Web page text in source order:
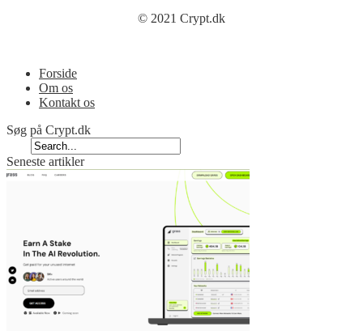
© 2021 Crypt.dk
Forside
Om os
Kontakt os
Søg på Crypt.dk
Seneste artikler